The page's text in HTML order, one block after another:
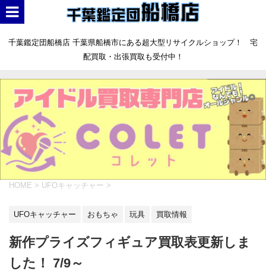
千葉鑑定団船橋店 千葉県船橋市にある超大型リサイクルショップ！ 宅
配買取・出張買取も受付中！
HOME > UFOキャッチャー >
UFOキャッチャー おもちゃ 玩具 買取情報
新作プライズフィギュア買取表更新しま
した！ 7/9～